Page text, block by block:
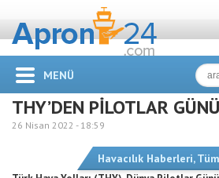
MENÜ
THY’DEN PİLOTLAR
26 Nisan 2022 - 18:59
Havacılık Haberleri,